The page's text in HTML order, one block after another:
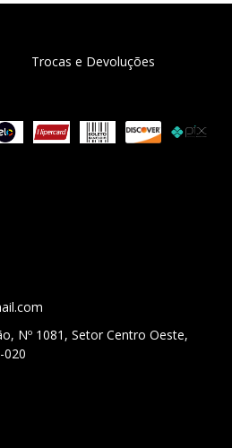
Trocas e Devoluções
Nº 1081, Setor Centro Oeste,
020